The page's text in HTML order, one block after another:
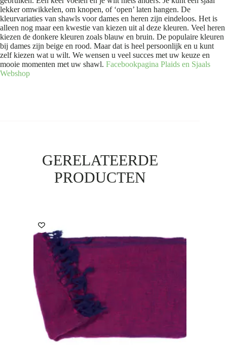
lekker omwikkelen, om knopen, of ‘open’ laten hangen. De
kleurvariaties van shawls voor dames en heren zijn eindeloos. Het is
alleen nog maar een kwestie van kiezen uit al deze kleuren. Veel heren
kiezen de donkere kleuren zoals blauw en bruin. De populaire kleuren
bij dames zijn beige en rood. Maar dat is heel persoonlijk en u kunt
zelf kiezen wat u wilt. We wensen u veel succes met uw keuze en
mooie momenten met uw shawl. Facebookpagina Plaids en Sjaals
Webshop
GERELATEERDE
PRODUCTEN